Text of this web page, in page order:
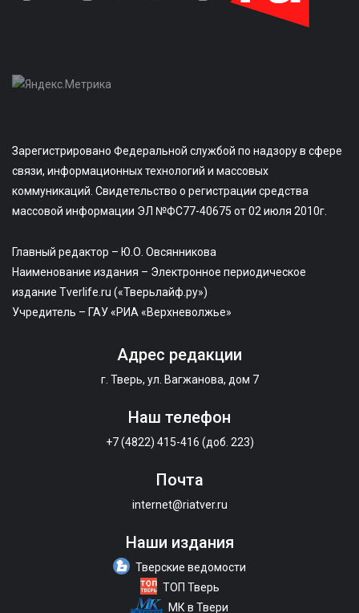
Зарегистрировано Федеральной службой по надзору в сфере
связи, информационных технологий и массовых
коммуникаций. Свидетельство о регистрации средства
массовой информации ЭЛ №ФС77-40675 от 02 июля 2010г.
Главный редактор – Ю.О. Овсянникова
Наименование издания – Электронное периодическое
издание Tverlife.ru («Тверьлайф.ру»)
Учредитель – ГАУ «РИА «Верхневолжье»
Адрес редакции
г. Тверь, ул. Вагжанова, дом 7
Наш телефон
+7 (4822) 415-416 (доб. 223)
Почта
internet@riatver.ru
Наши издания
Тверские ведомости
ТОП Тверь
МК в Твери